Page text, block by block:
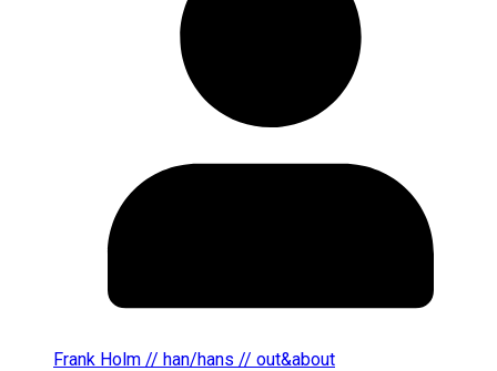
Frank Holm // han/hans // out&about